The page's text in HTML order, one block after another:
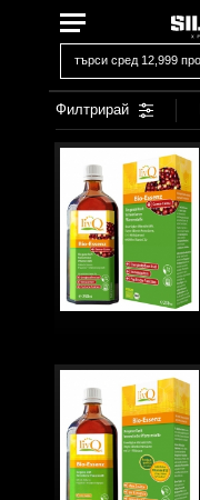
Филтрирай